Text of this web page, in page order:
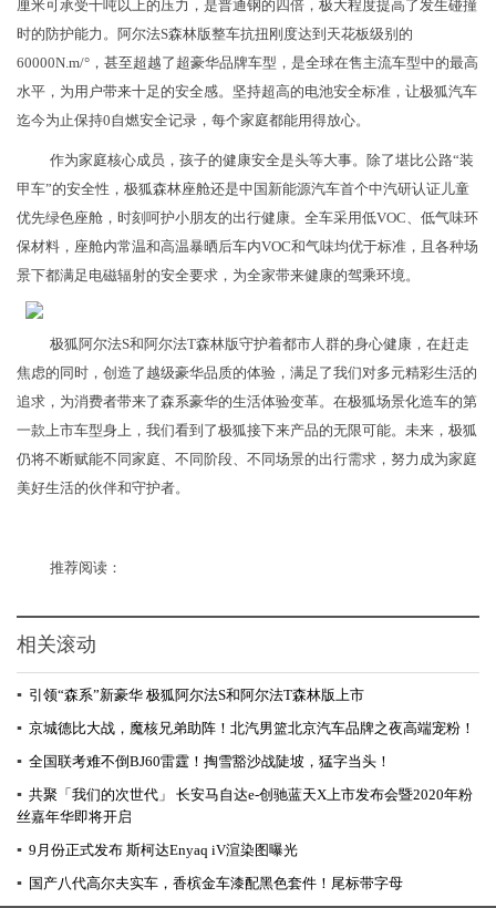
厘米可承受十吨以上的压力，是普通钢的四倍，极大程度提高了发生碰撞
时的防护能力。阿尔法S森林版整车抗扭刚度达到天花板级别的
60000N.m/°，甚至超越了超豪华品牌车型，是全球在售主流车型中的最高
水平，为用户带来十足的安全感。坚持超高的电池安全标准，让极狐汽车
迄今为止保持0自燃安全记录，每个家庭都能用得放心。
作为家庭核心成员，孩子的健康安全是头等大事。除了堪比公路“装
甲车”的安全性，极狐森林座舱还是中国新能源汽车首个中汽研认证儿童
优先绿色座舱，时刻呵护小朋友的出行健康。全车采用低VOC、低气味环
保材料，座舱内常温和高温暴晒后车内VOC和气味均优于标准，且各种场
景下都满足电磁辐射的安全要求，为全家带来健康的驾乘环境。
极狐阿尔法S和阿尔法T森林版守护着都市人群的身心健康，在赶走
焦虑的同时，创造了越级豪华品质的体验，满足了我们对多元精彩生活的
追求，为消费者带来了森系豪华的生活体验变革。在极狐场景化造车的第
一款上市车型身上，我们看到了极狐接下来产品的无限可能。未来，极狐
仍将不断赋能不同家庭、不同阶段、不同场景的出行需求，努力成为家庭
美好生活的伙伴和守护者。
推荐阅读：
相关滚动
▪ 引领“森系”新豪华 极狐阿尔法S和阿尔法T森林版上市
▪ 京城德比大战，魔核兄弟助阵！北汽男篮北京汽车品牌之夜高端宠粉！
▪ 全国联考难不倒BJ60雷霆！掏雪豁沙战陡坡，猛字当头！
▪ 共聚「我们的次世代」 长安马自达e-创驰蓝天X上市发布会暨2020年粉
丝嘉年华即将开启
▪ 9月份正式发布 斯柯达Enyaq iV渲染图曝光
▪ 国产八代高尔夫实车，香槟金车漆配黑色套件！尾标带字母